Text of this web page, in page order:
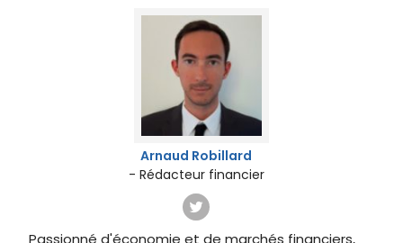
Arnaud Robillard
- Rédacteur financier
Passionné d'économie et de marchés financiers,